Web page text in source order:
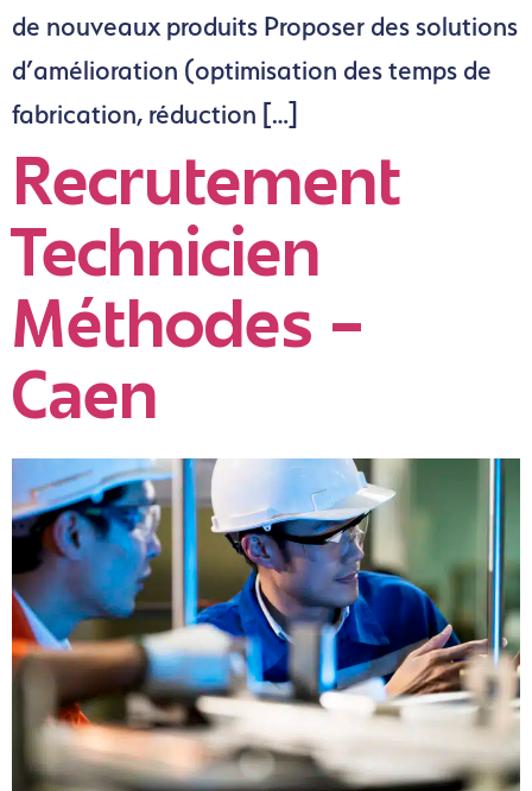
de nouveaux produits Proposer des solutions
d’amélioration (optimisation des temps de
fabrication, réduction […]
Recrutement
Technicien
Méthodes –
Caen